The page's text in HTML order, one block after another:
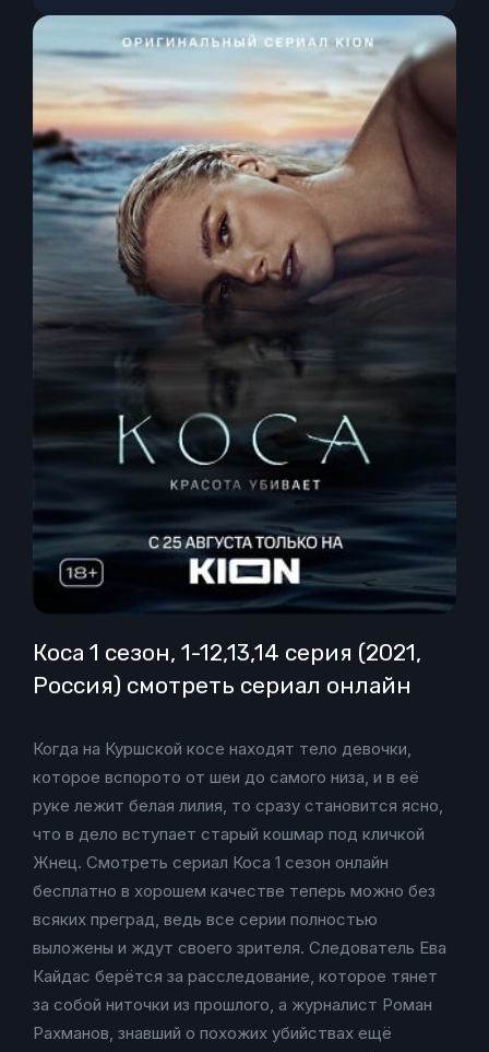
Коса 1 сезон, 1-12,13,14 серия (2021,
Россия) смотреть сериал онлайн
Когда на Куршской косе находят тело девочки,
которое вспорото от шеи до самого низа, и в её
руке лежит белая лилия, то сразу становится ясно,
что в дело вступает старый кошмар под кличкой
Жнец. Смотреть сериал Коса 1 сезон онлайн
бесплатно в хорошем качестве теперь можно без
всяких преград, ведь все серии полностью
выложены и ждут своего зрителя. Следователь Ева
Кайдас берётся за расследование, которое тянет
за собой ниточки из прошлого, а журналист Роман
Рахманов, знавший о похожих убийствах ещё